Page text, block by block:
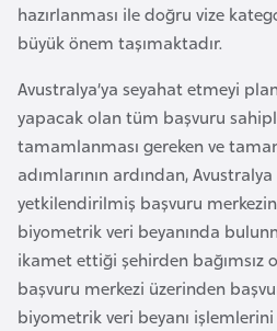
hazırlanması ile doğru vize
büyük önem taşımaktadır.
Avustralya’ya seyahat etmeyi
yapacak olan tüm başvuru
tamamlanması gereken ve
adımlarının ardından,
yetkilendirilmiş başvuru
biyometrik veri beyanında
ikamet ettiği şehirden bağımsız
başvuru merkezi üzerinden
biyometrik veri beyanı
o
s
n
a
H
e
r
s
e
k